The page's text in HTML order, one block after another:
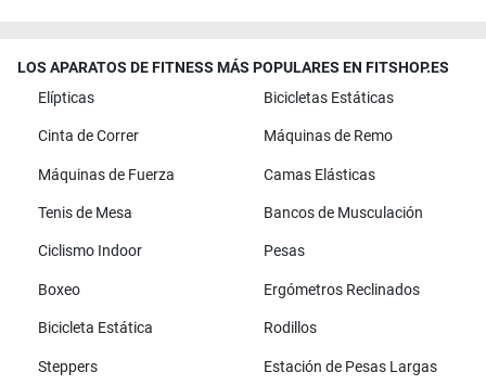
LOS APARATOS DE FITNESS MÁS POPULARES EN FITSHOP.ES
Elípticas
Bicicletas Estáticas
Cinta de Correr Máquinas de Remo
Máquinas de Fuerza Camas Elásticas
Tenis de Mesa Bancos de Musculación
Ciclismo Indoor Pesas
Boxeo Ergómetros Reclinados
Bicicleta Estática Rodillos
Steppers Estación de Pesas Largas